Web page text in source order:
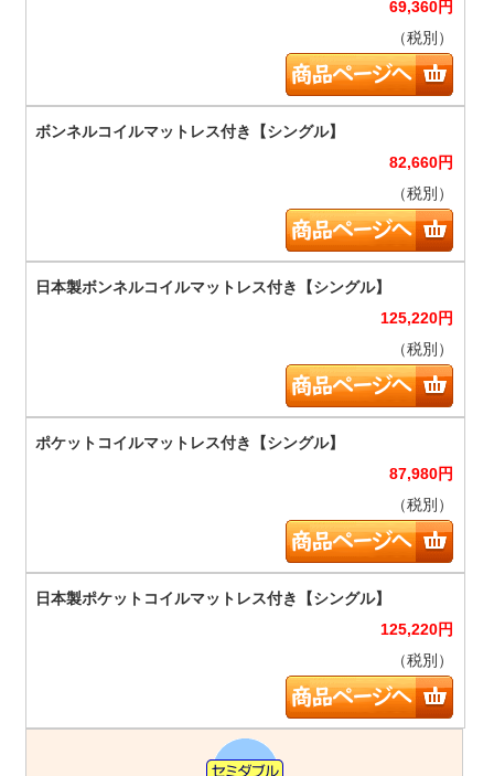
69,360円
（税別）
82,660円
（税別）
125,220円
（税別）
87,980円
（税別）
125,220円
（税別）